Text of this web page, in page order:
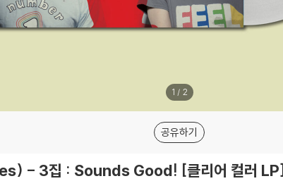
1 / 2
공유하기
- 3집 : Sounds Good! [클리어 컬러 LP]